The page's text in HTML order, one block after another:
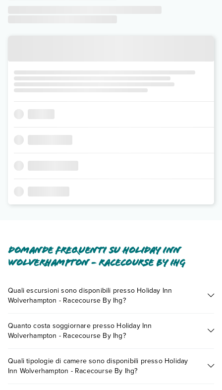
Domande frequenti su Holiday Inn
Wolverhampton - Racecourse By Ihg
Quali escursioni sono disponibili presso Holiday Inn
Wolverhampton - Racecourse By Ihg?
presso Holiday Inn Wolverhampton - Racecourse By Ihg.
Scoprile tutte nellasezione dedicata
appuntamento
Quanto costa soggiornare presso Holiday Inn
Wolverhampton - Racecourse By Ihg?
possono variare in base a vari fattori (per es. date, condizioni
dell'hotel, ecc). Per consultare i prezzi, compila il motore di
Quali tipologie di camere sono disponibili presso Holiday
Inn Wolverhampton - Racecourse By Ihg?